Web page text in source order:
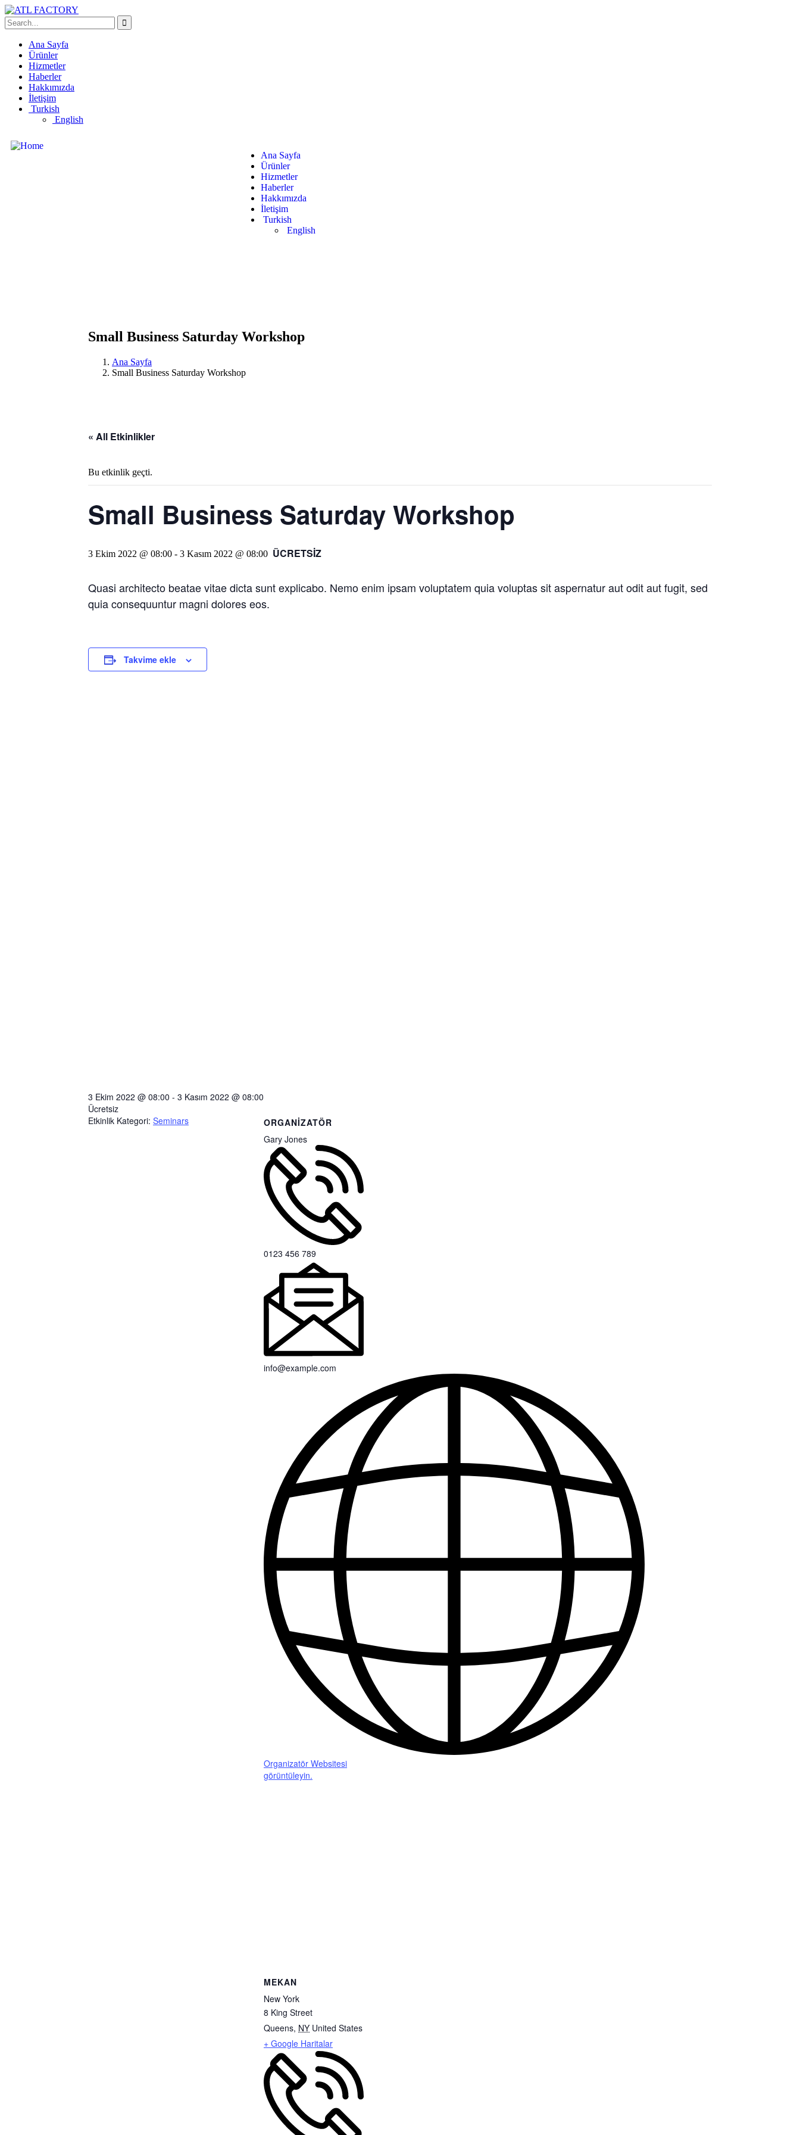
Ana Sayfa
Ürünler
Hizmetler
Haberler
Hakkımızda
İletişim
Turkish
English
Ana Sayfa
Ürünler
Hizmetler
Haberler
Hakkımızda
İletişim
Turkish
English
Small Business Saturday Workshop
Ana Sayfa
Small Business Saturday Workshop
« All Etkinlikler
Bu etkinlik geçti.
Small Business Saturday Workshop
3 Ekim 2022 @ 08:00 - 3 Kasım 2022 @ 08:00 ÜCRETSIZ
Quasi architecto beatae vitae dicta sunt explicabo. Nemo enim ipsam voluptatem quia voluptas sit aspernatur aut odit aut fugit, sed
quia consequuntur magni dolores eos.
Takvime ekle
3 Ekim 2022 @ 08:00 - 3 Kasım 2022 @ 08:00
Ücretsiz
Etkinlik Kategori: Seminars
ORGANIZATÖR
Gary Jones
0123 456 789
info@example.com
Organizatör Websitesi
görüntüleyin.
MEKAN
New York
8 King Street
Queens, NY United States
+ Google Haritalar